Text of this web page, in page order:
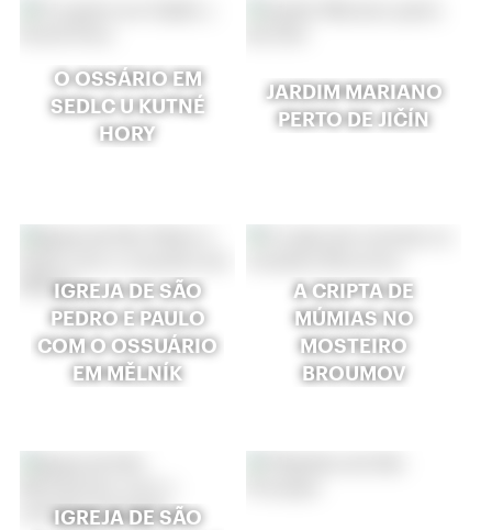
O OSSÁRIO EM
SEDLC U KUTNÉ
HORY
JARDIM MARIANO
PERTO DE JIČÍN
IGREJA DE SÃO
PEDRO E PAULO
COM O OSSUÁRIO
EM MĚLNÍK
A CRIPTA DE
MÚMIAS NO
MOSTEIRO
BROUMOV
IGREJA DE SÃO